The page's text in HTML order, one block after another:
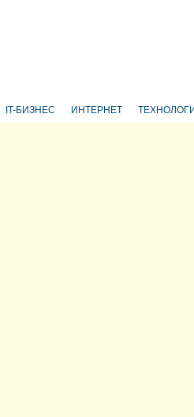
IT-БИЗНЕС ИНТЕРНЕТ